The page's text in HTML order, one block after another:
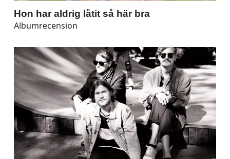
Hon har aldrig låtit så här bra
Albumrecension